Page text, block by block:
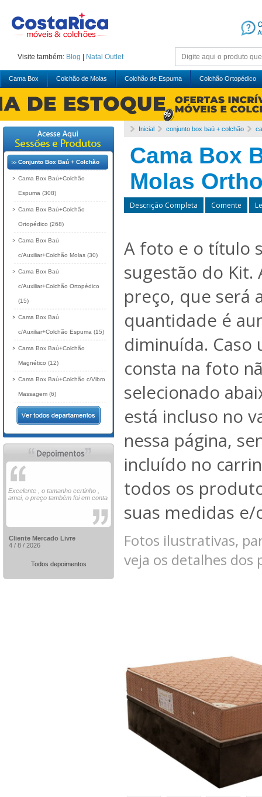
Visite também: Blog Natal Outlet
Cama Box Colchão de Molas Colchão de Espuma Colchão Ortopédico
Inicial conjunto box baú + colchão
Cama Box
Molas
Descrição Completa Comente
A foto e o título
sugestão do Kit.
preço, que será
quantidade é
diminuída.
consta na foto
selecionado
está incluso no
nessa página,
incluído no
todos os
suas medidas e/
Fotos ilustrativas,
veja os detalhes dos
Conjunto Box Baú + Colchão
Cama Box Baú+Colchão
Espuma (308)
Cama Box Baú+Colchão
Ortopédico (268)
Cama Box Baú
c/Auxiliar+Colchão Molas (30)
Cama Box Baú
c/Auxiliar+Colchão Ortopédico
(15)
Cama Box Baú
c/Auxiliar+Colchão Espuma (15)
Cama Box Baú+Colchão
Magnético (12)
Cama Box Baú+Colchão c/Vibro
Massagem (6)
Excelente , o tamanho certinho ,
amei, o preço também foi em conta
Cliente Mercado Livre
4 / 8 / 2026
Todos depoimentos